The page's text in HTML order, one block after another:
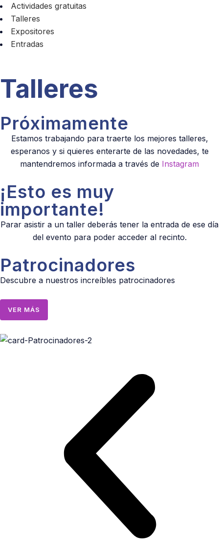
Actividades gratuitas
Talleres
Expositores
Entradas
Talleres
Próximamente
Estamos trabajando para traerte los mejores talleres,
esperanos y si quieres enterarte de las novedades, te
mantendremos informada a través de Instagram
¡Esto es muy
importante!
Parar asistir a un taller deberás tener la entrada de ese día
del evento para poder acceder al recinto.
Patrocinadores
Descubre a nuestros increíbles patrocinadores
VER MÁS